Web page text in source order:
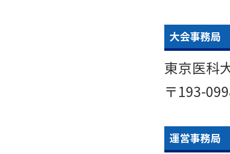
大会事務局
東京医科
〒193-
運営事務局